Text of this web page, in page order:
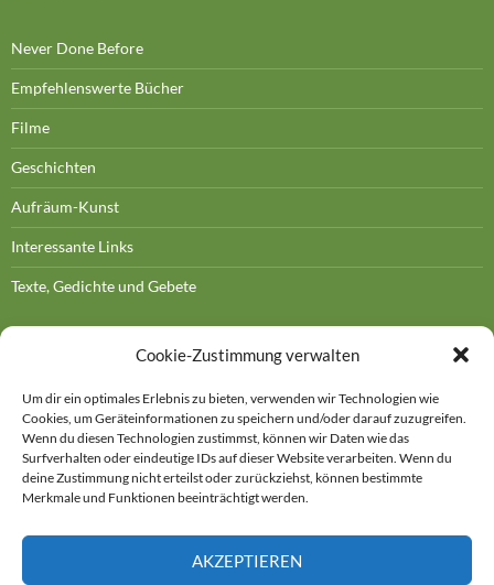
Cookie-Zustimmung verwalten
Um dir ein optimales Erlebnis zu bieten, verwenden wir Technologien wie
Cookies, um Geräteinformationen zu speichern und/oder darauf zuzugreifen.
Wenn du diesen Technologien zustimmst, können wir Daten wie das
Surfverhalten oder eindeutige IDs auf dieser Website verarbeiten. Wenn du
deine Zustimmung nicht erteilst oder zurückziehst, können bestimmte
Merkmale und Funktionen beeinträchtigt werden.
AKZEPTIEREN
Never Done Before
Empfehlenswerte Bücher
Filme
Geschichten
Aufräum-Kunst
Interessante Links
Texte, Gedichte und Gebete
DOROTHEE BORNATH
Kontakt